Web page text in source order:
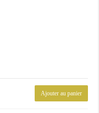
Ajouter au panier